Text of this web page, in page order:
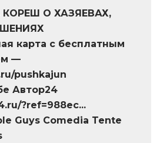
КОРЕШ О ХАЗЯЕВАХ,
карта с бесплатным
—
pushkajun
Автор24
?ref=988ec...
Guys Comedia Tente